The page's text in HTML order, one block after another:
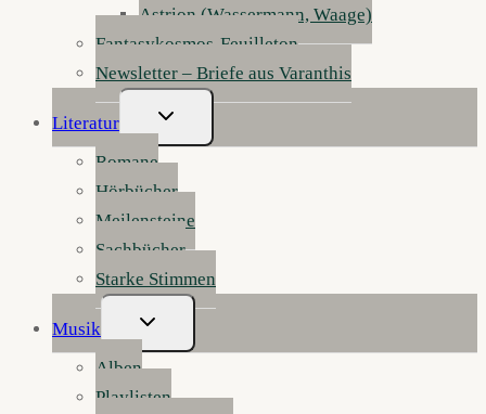
Astrion (Wassermann, Waage)
Fantasykosmos-Feuilleton
Newsletter – Briefe aus Varanthis
Literatur
Untermenü
Umschalten
Romane
Hörbücher
Meilensteine
Sachbücher
Starke Stimmen
Musik
Untermenü
Umschalten
Alben
Playlisten